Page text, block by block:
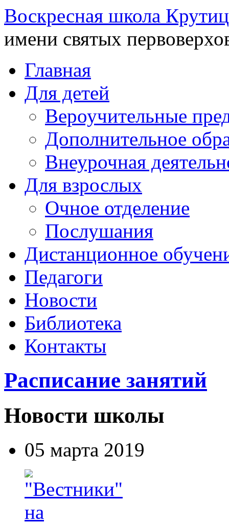
Воскресная школа
имени святых
Главная
Для детей
Вероучительные
Дополнительное
Внеурочная
Для взрослых
Очное отделение
Послушания
Дистанционное
Педагоги
Новости
Библиотека
Контакты
Расписание занятий
Новости школы
05 марта 2019